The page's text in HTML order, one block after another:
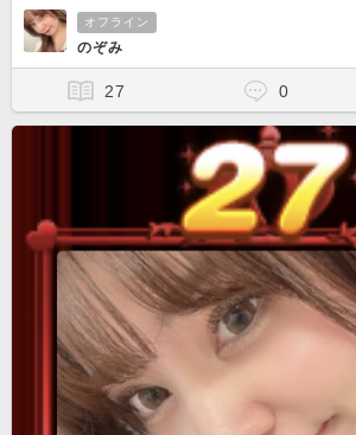
オフライン
のぞみ
27 0